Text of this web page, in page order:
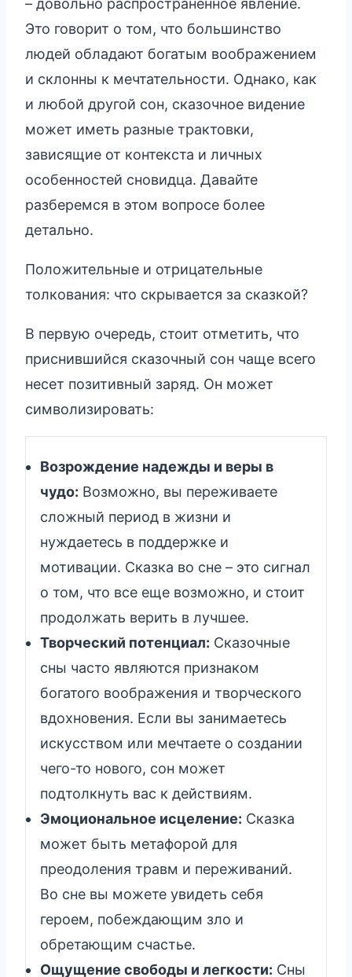
– довольно распространенное явление.
Это говорит о том, что большинство
людей обладают богатым воображением
и склонны к мечтательности. Однако, как
и любой другой сон, сказочное видение
может иметь разные трактовки,
зависящие от контекста и личных
особенностей сновидца. Давайте
разберемся в этом вопросе более
детально.
Положительные и отрицательные
толкования: что скрывается за сказкой?
В первую очередь, стоит отметить, что
приснившийся сказочный сон чаще всего
несет позитивный заряд. Он может
символизировать:
Возрождение надежды и веры в
чудо: Возможно, вы переживаете
сложный период в жизни и
нуждаетесь в поддержке и
мотивации. Сказка во сне – это сигнал
о том, что все еще возможно, и стоит
продолжать верить в лучшее.
Творческий потенциал: Сказочные
сны часто являются признаком
богатого воображения и творческого
вдохновения. Если вы занимаетесь
искусством или мечтаете о создании
чего-то нового, сон может
подтолкнуть вас к действиям.
Эмоциональное исцеление: Сказка
может быть метафорой для
преодоления травм и переживаний.
Во сне вы можете увидеть себя
героем, побеждающим зло и
обретающим счастье.
Ощущение свободы и легкости: Сны